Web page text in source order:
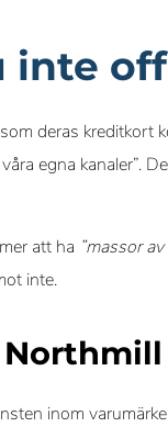
inte
deras kreditkort
egna kanaler”.
att ha ”massor
inte.
Northmill
inom